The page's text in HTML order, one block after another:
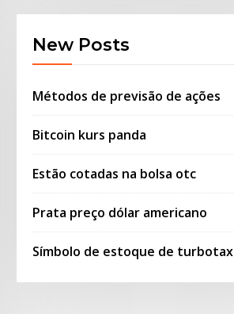
New Posts
Métodos de previsão de ações
Bitcoin kurs panda
Estão cotadas na bolsa otc
Prata preço dólar americano
Símbolo de estoque de turbotax